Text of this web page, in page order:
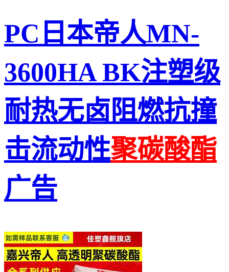
PC日本帝人MN-
3600HA BK注塑级
耐热无卤阻燃抗撞
击流动性聚碳酸酯
广告